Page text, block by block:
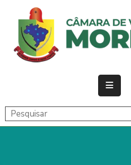
PÁGINA
INICIAL
LEGISLATIVA